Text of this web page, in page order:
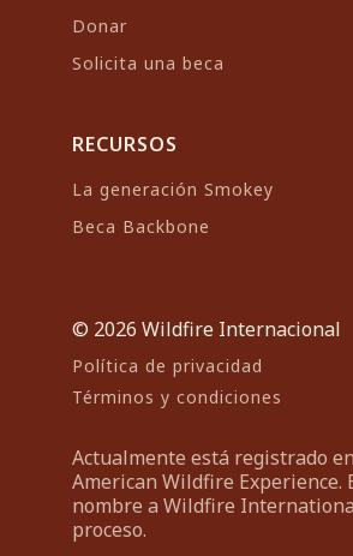
liderazgo y respuesta a
cofundador y miembro
junta directiva de
Wildland Firefighters,
de los bomberos. A
enfoca en la
desarrollo de liderazgo
preparación
apoyar a
seguras y resilientes
Donar
Solicita una beca
RECURSOS
La generación Smokey
Beca Backbone
© 2026 Wildfire Internacional
Política de privacidad
Términos y condiciones
Actualmente está registrado
American Wildfire Experience.
nombre a Wildfire
proceso.